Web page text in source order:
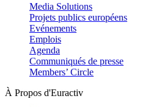
Media Solutions
Projets publics européens
Evénements
Emplois
Agenda
Communiqués de presse
Members’ Circle
À Propos d'Euractiv